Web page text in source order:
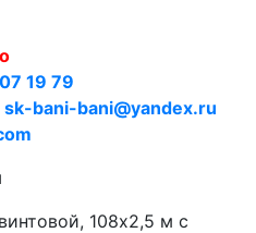
19 79
sk-bani-bani@yandex.ru
108х2,5 м с